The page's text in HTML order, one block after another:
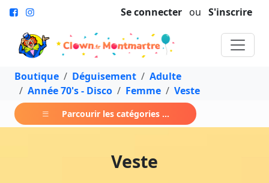
Se connecter ou S'inscrire
Boutique Déguisement
Adulte
Année 70's - Disco
Femme Veste
Parcourir les catégories ...
Veste